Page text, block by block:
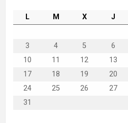
L M X J
3
4 5 6
10
11 12 13
17
18 19 20
24
25 26 27
31